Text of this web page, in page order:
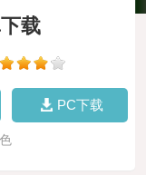
载
PC下载